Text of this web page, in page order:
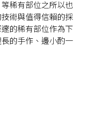
稀有部位之所以也
術與值得信賴的採
的稀有部位作為下
的手作、邊小酌一